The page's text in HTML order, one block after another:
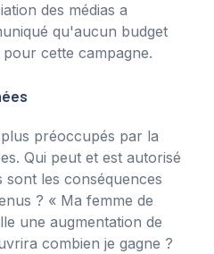
des médias a
qu'aucun budget
cette campagne.
préoccupés par la
Qui peut et est autorisé
sont les conséquences
? « Ma femme de
une augmentation de
combien je gagne ?